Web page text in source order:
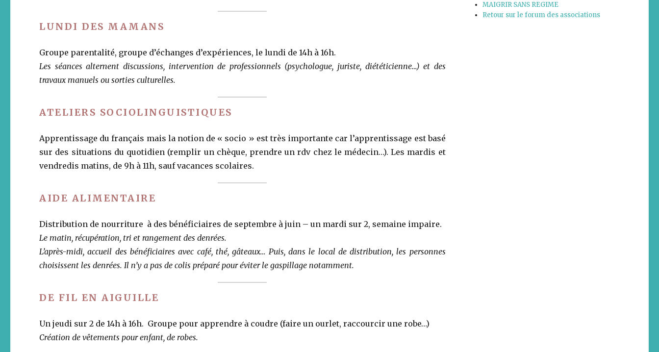
LUNDI DES MAMANS
Groupe parentalité, groupe d’échanges d’expériences, le lundi de 14h à 16h.
Les séances alternent discussions, intervention de professionnels (psychologue, juriste, diététicienne…) et des
travaux manuels ou sorties culturelles.
ATELIERS SOCIOLINGUISTIQUES
Apprentissage du français mais la notion de « socio » est très importante car l’apprentissage est basé
sur des situations du quotidien (remplir un chèque, prendre un rdv chez le médecin…). Les mardis et
vendredis matins, de 9h à 11h, sauf vacances scolaires.
AIDE ALIMENTAIRE
Distribution de nourriture à des bénéficiaires de septembre à juin – un mardi sur 2, semaine impaire.
Le matin, récupération, tri et rangement des denrées.
L’après-midi, accueil des bénéficiaires avec café, thé, gâteaux… Puis, dans le local de distribution, les personnes
choisissent les denrées. Il n’y a pas de colis préparé pour éviter le gaspillage notamment.
DE FIL EN AIGUILLE
Un jeudi sur 2 de 14h à 16h. Groupe pour apprendre à coudre (faire un ourlet, raccourcir une robe…)
Création de vêtements pour enfant, de robes.
MAIGRIR SANS REGIME
Retour sur le forum des associations